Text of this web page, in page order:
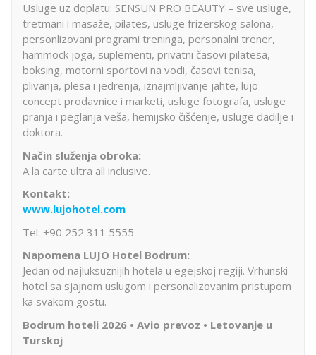
Usluge uz doplatu: SENSUN PRO BEAUTY – sve usluge,
tretmani i masaže, pilates, usluge frizerskog salona,
personlizovani programi treninga, personalni trener,
hammock joga, suplementi, privatni časovi pilatesa,
boksing, motorni sportovi na vodi, časovi tenisa,
plivanja, plesa i jedrenja, iznajmljivanje jahte, lujo
concept prodavnice i marketi, usluge fotografa, usluge
pranja i peglanja veša, hemijsko čišćenje, usluge dadilje i
doktora.
Način služenja obroka:
A la carte ultra all inclusive.
Kontakt:
www.lujohotel.com
Tel: +90 252 311 5555
Napomena LUJO Hotel Bodrum:
Jedan od najluksuznijih hotela u egejskoj regiji. Vrhunski
hotel sa sjajnom uslugom i personalizovanim pristupom
ka svakom gostu.
Bodrum hoteli 2026 • Avio prevoz • Letovanje u
Turskoj